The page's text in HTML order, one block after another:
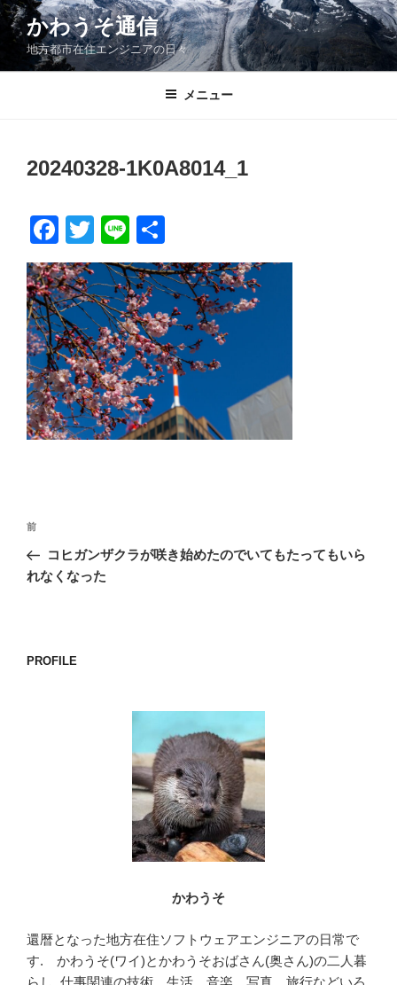
コ
ン
ン
かわうそ通信
地方都市在住エンジニアの日々
メニュー
20240328-1K0A8014_1
F
a
c
e
b
o
o
k
T
wi
tt
er
Li
n
e
有
投
ナ
シ
前
の
投
前
コヒガンザクラが咲き始めたのでいてもたってもいら
れなくなった
PROFILE
かわうそ
還暦となった地方在住ソフトウェアエンジニアの日常で
す. かわうそ(ワイ)とかわうそおばさん(奥さん)の二人暮
らし. 仕事関連の技術、生活、音楽、写真、旅行などいろ